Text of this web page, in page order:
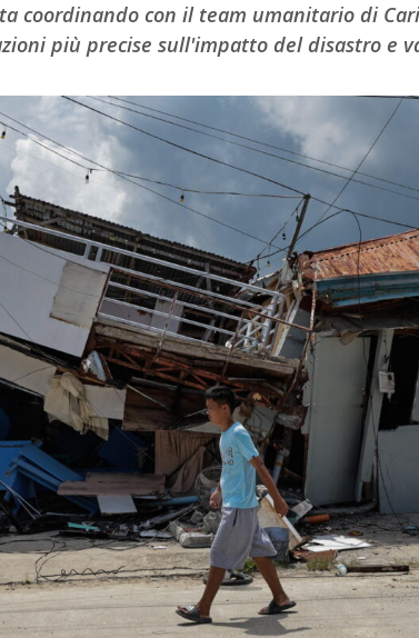
coordinando con il team umanitario di
più precise sull'impatto del disastro e